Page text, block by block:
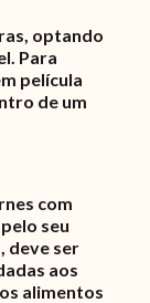
optando
Para
película
de um
com
seu
deve ser
aos
alimentos